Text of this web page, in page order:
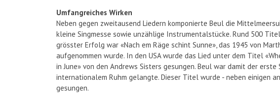
Umfangreiches Wirken
Neben gegen zweitausend Liedern komponierte Beul die
kleine Singmesse sowie unzählige Instrumentalstücke. Rund 500
grösster Erfolg war «Nach em Räge schint Sunne», das 1945 von
aufgenommen wurde. In den USA wurde das Lied unter dem Titel
in June» von den Andrews Sisters gesungen. Beul war damit der
internationalem Ruhm gelangte. Dieser Titel wurde - neben einigen
gesungen.